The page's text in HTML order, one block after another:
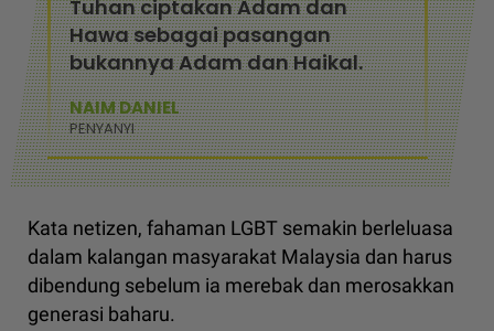
Tuhan ciptakan Adam dan
Hawa sebagai pasangan
bukannya Adam dan Haikal.
NAIM DANIEL
PENYANYI
Kata netizen, fahaman LGBT semakin berleluasa
dalam kalangan masyarakat Malaysia dan harus
dibendung sebelum ia merebak dan merosakkan
generasi baharu.